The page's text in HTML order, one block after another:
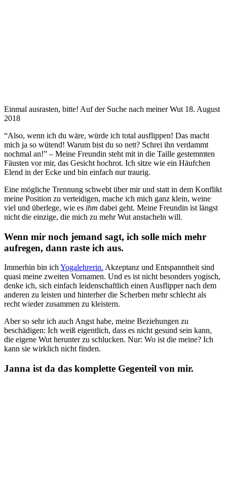
Einmal ausrasten, bitte! Auf der Suche nach meiner Wut 18. August
2018
“Also, wenn ich du wäre, würde ich total ausflippen! Das macht
mich ja so wütend! Warum bist du so nett? Schrei ihn verdammt
nochmal an!” – Meine Freundin steht mit in die Taille gestemmten
Fäusten vor mir, das Gesicht hochrot. Ich sitze wie ein Häufchen
Elend in der Ecke und bin einfach nur traurig.
Eine mögliche Trennung schwebt über mir und statt in dem Konflikt
meine Position zu verteidigen, mache ich mich ganz klein, weine
viel und überlege, wie es ihm dabei geht. Meine Freundin ist längst
nicht die einzige, die mich zu mehr Wut anstacheln will.
Wenn mir noch jemand sagt, ich solle mich mehr
aufregen, dann raste ich aus.
Immerhin bin ich Yogalehrerin. Akzeptanz und Entspanntheit sind
quasi meine zweiten Vornamen. Und es ist nicht besonders yogisch,
denke ich, sich einfach leidenschaftlich einen Ausflipper nach dem
anderen zu leisten und hinterher die Scherben mehr schlecht als
recht wieder zusammen zu kleistern.
Aber so sehr ich auch Angst habe, meine Beziehungen zu
beschädigen: Ich weiß eigentlich, dass es nicht gesund sein kann,
die eigene Wut herunter zu schlucken. Nur: Wo ist die meine? Ich
kann sie wirklich nicht finden.
Janna ist da das komplette Gegenteil von mir.